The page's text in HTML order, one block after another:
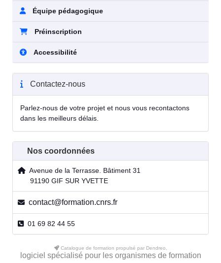
Équipe pédagogique
Préinscription
Accessibilité
Contactez-nous
Parlez-nous de votre projet et nous vous recontactons
dans les meilleurs délais.
Nos coordonnées
Avenue de la Terrasse. Bâtiment 31
91190 GIF SUR YVETTE
contact@formation.cnrs.fr
01 69 82 44 55
Catalogue de formation propulsé par Dendreo,
logiciel spécialisé pour les organismes de formation